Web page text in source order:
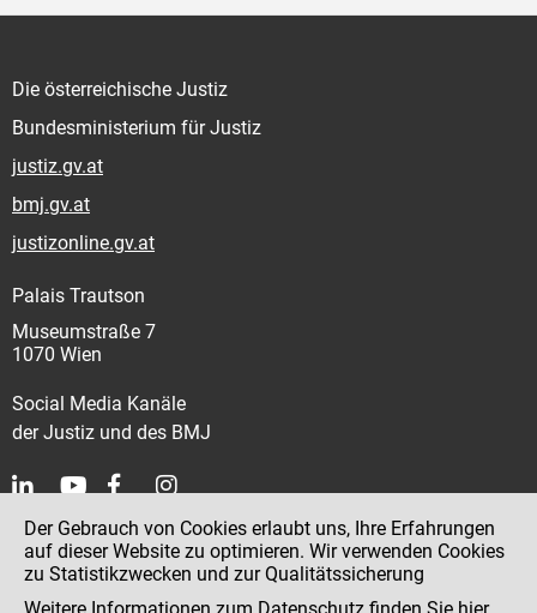
Die österreichische Justiz
Bundesministerium für Justiz
justiz.gv.at
bmj.gv.at
justizonline.gv.at
Palais Trautson
Museumstraße 7
1070 Wien
Social Media Kanäle
der Justiz und des BMJ
Kontakt
Impressum
Der Gebrauch von Cookies erlaubt uns, Ihre Erfahrungen
auf dieser Website zu optimieren. Wir verwenden Cookies
zu Statistikzwecken und zur Qualitätssicherung